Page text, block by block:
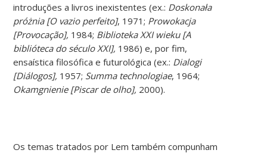
introduções a livros inexistentes (ex.: Doskonała
próżnia [O vazio perfeito], 1971; Prowokacja
[Provocação], 1984; Biblioteka XXI wieku [A
biblióteca do século XXI], 1986) e, por fim,
ensaística filosófica e futurológica (ex.: Dialogi
[Diálogos], 1957; Summa technologiae, 1964;
Okamgnienie [Piscar de olho], 2000).
Os temas tratados por Lem também compunham